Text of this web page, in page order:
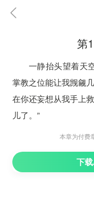
第
一静抬头望着天
掌教之位能让我觊觎
在你还妄想从我手上
儿了。”
“若不是那清微
现在就送你去见阎王
本章为付费
下